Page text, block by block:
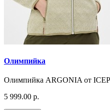
Олимпийка
Олимпийка ARGONIA от
5 999.00 р.